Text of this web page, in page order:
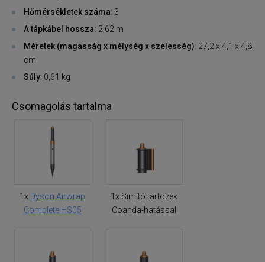
Hőmérsékletek száma: 3
A tápkábel hossza: 2,62 m
Méretek (magasság x mélység x szélesség): 27,2 x 4,1 x 4,8
cm
Súly: 0,61 kg
Csomagolás tartalma
1x Dyson Airwrap
Complete HS05
1x Simító tartozék
Coanda-hatással